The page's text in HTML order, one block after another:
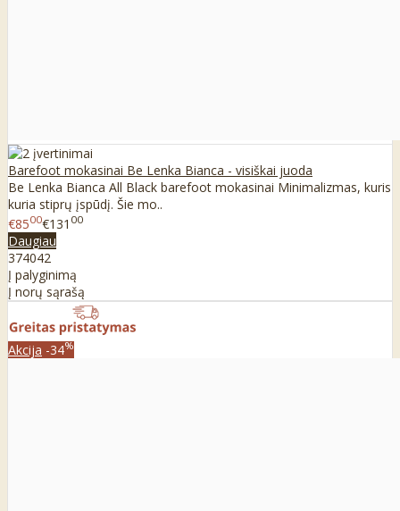
Barefoot mokasinai Be Lenka Bianca - visiškai juoda
Be Lenka Bianca All Black barefoot mokasinai Minimalizmas, kuris
kuria stiprų įspūdį. Šie mo..
€8500€131 00
Daugiau
374042
Į palyginimą
Į norų sąrašą
Akcija -34%